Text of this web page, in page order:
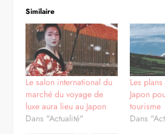
Similaire
Le salon international du
marché du voyage de
luxe aura lieu au Japon
Dans "Actualité"
Les
Japon
tourisme
Dans